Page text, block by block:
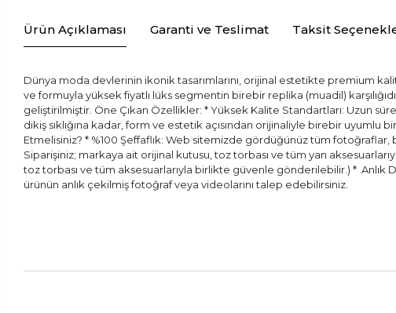
Ürün Açıklaması Garanti ve Teslimat Taksit
Dünya moda devlerinin ikonik tasarımlarını, orijinal estetikte premium
ve formuyla yüksek fiyatlı lüks segmentin birebir replika (muadil)
geliştirilmiştir. Öne Çıkan Özellikler: * Yüksek Kalite Standartları: Uzun
dikiş sıklığına kadar, form ve estetik açısından orijinaliyle birebir uyumlu
Etmelisiniz? * %100 Şeffaflık: Web sitemizde gördüğünüz tüm
Siparişiniz; markaya ait orijinal kutusu, toz torbası ve tüm yan
toz torbası ve tüm aksesuarlarıyla birlikte güvenle gönderilebilir.) *
ürünün anlık çekilmiş fotoğraf veya videolarını talep edebilirsiniz.